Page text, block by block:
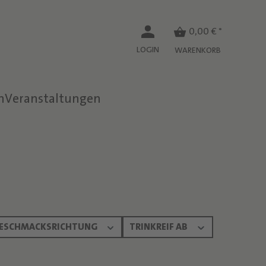
LOGIN
0,00 € *
WARENKORB
Veranstaltungen
TRINKREIF AB